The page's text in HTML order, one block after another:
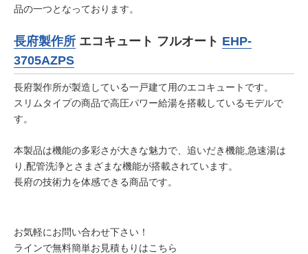
品の一つとなっております。
長府製作所 エコキュート フルオート EHP-
3705AZPS
長府製作所が製造している一戸建て用のエコキュートです。
スリムタイプの商品で高圧パワー給湯を搭載しているモデルで
す。
本製品は機能の多彩さが大きな魅力で、追いだき機能,急速湯は
り,配管洗浄とさまざまな機能が搭載されています。
長府の技術力を体感できる商品です。
お気軽にお問い合わせ下さい！
ラインで無料簡単お見積もりはこちら